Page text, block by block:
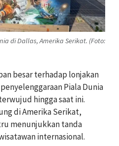
di Dallas, Amerika Serikat. (Foto:
besar terhadap lonjakan
Piala Dunia
hingga saat ini.
di Amerika Serikat,
menunjukkan tanda
internasional.